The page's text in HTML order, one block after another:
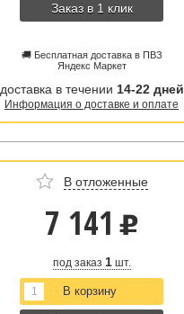
Заказ в 1 клик
🚚 Бесплатная доставка в ПВЗ
Яндекс Маркет
доставка в течении 14-22 дней
Информация о доставке и оплате
В отложенные
7 141 u
под заказ 1шт.